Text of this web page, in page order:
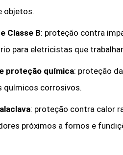
objetos.
Classe B: proteção contra
para eletricistas que
proteção química: proteção
químicos corrosivos.
: proteção contra calor
próximos a fornos e